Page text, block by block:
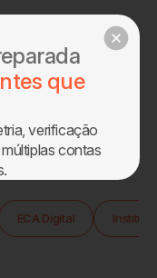
Agendar demo
ECA Digital
que
verificação
contas